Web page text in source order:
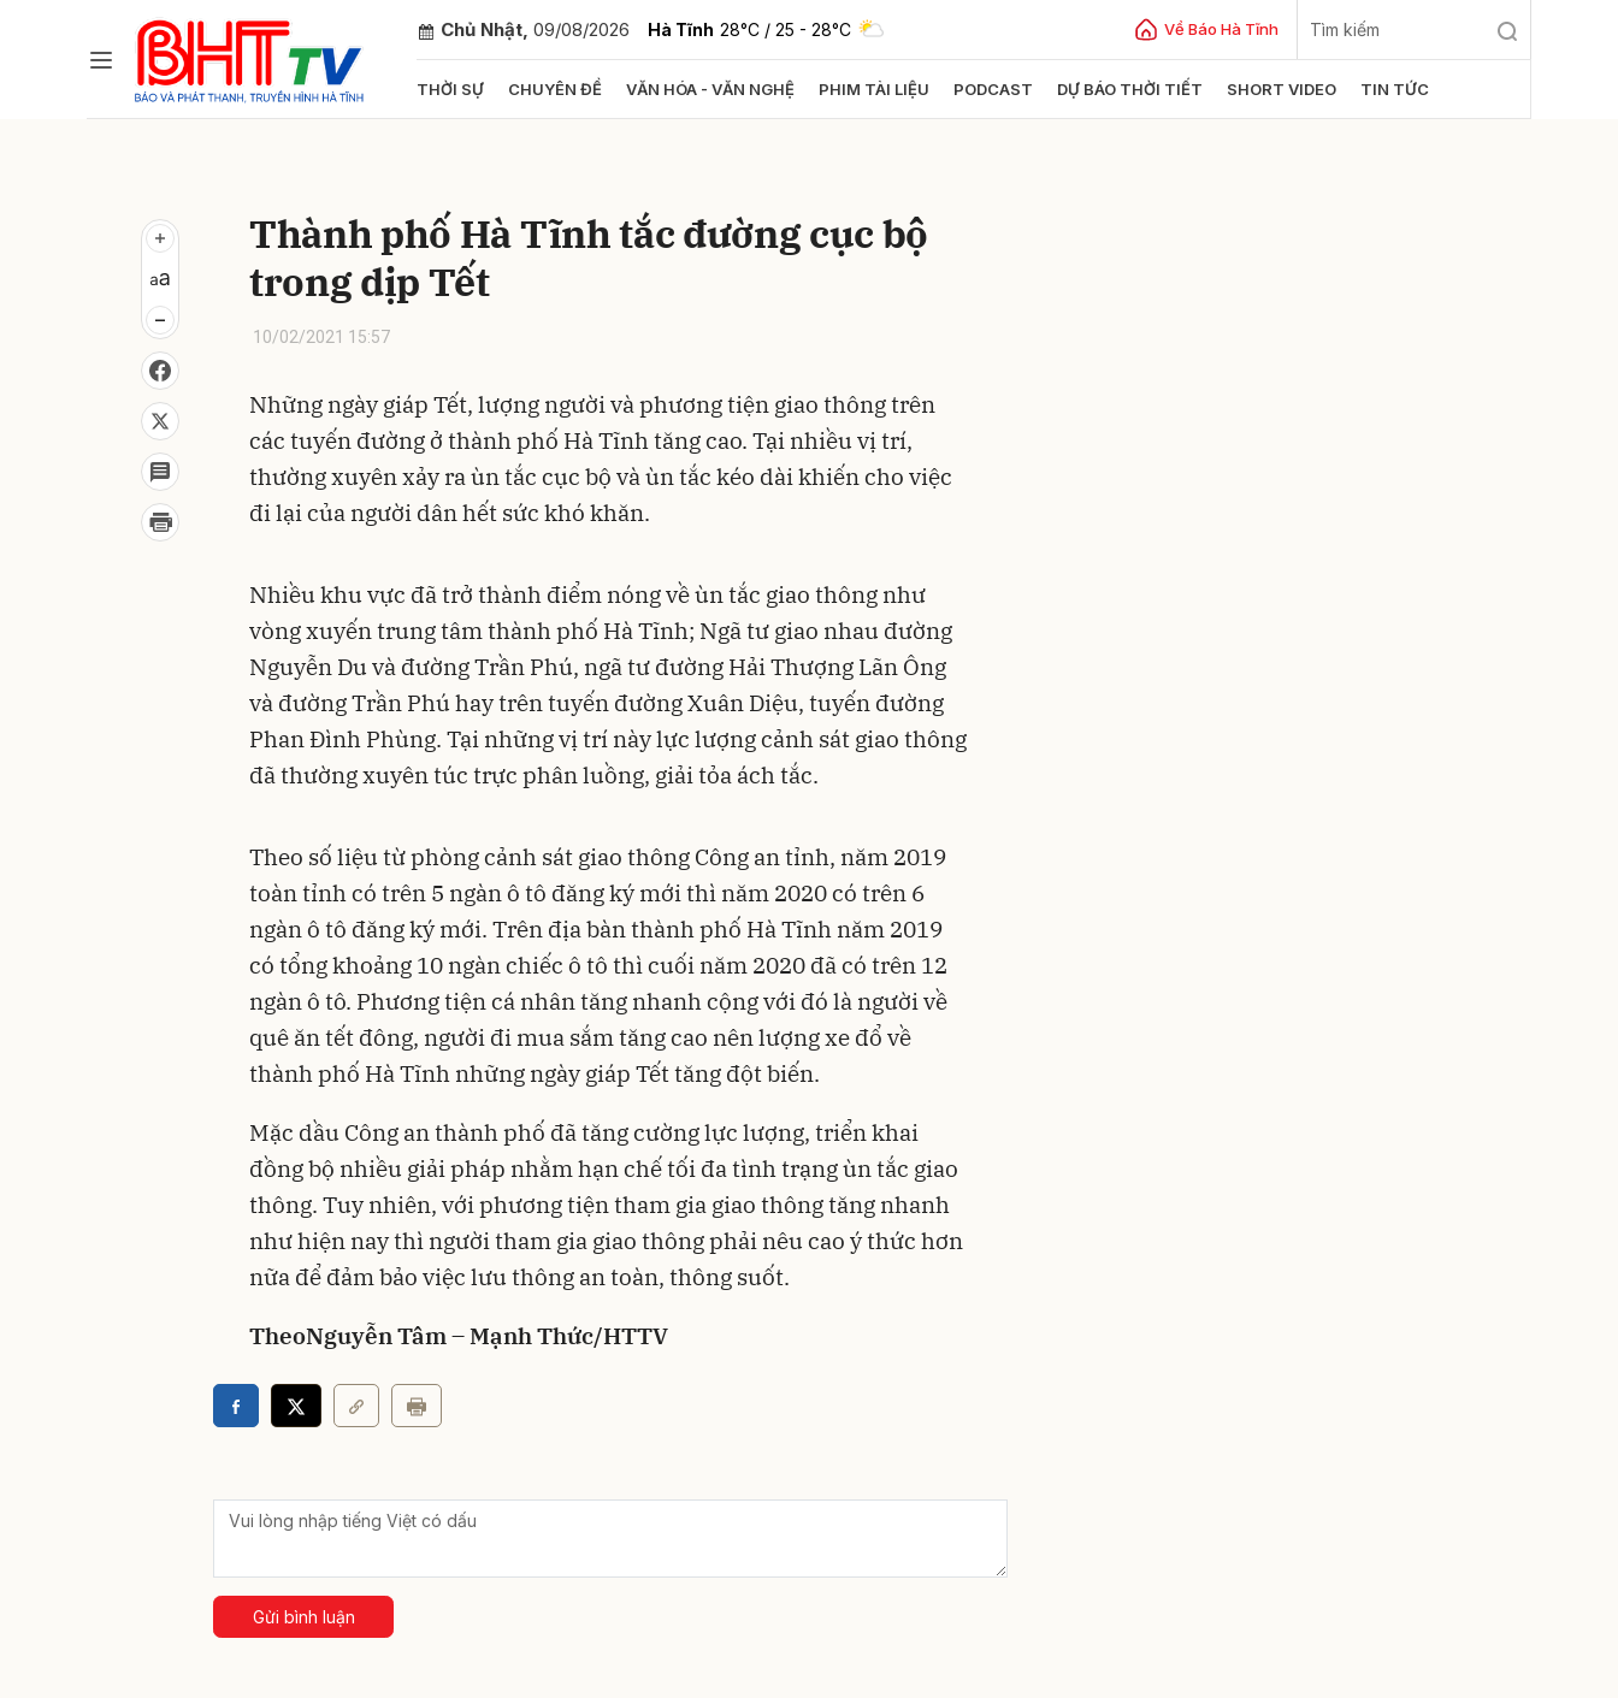
Chủ Nhật, 09/08/2026 Hà Tĩnh 28°C / 25 - 28°C Về Báo Hà Tĩnh
THỜI SỰ CHUYÊN ĐỀ VĂN HÓA - VĂN NGHỆ PHIM TÀI LIỆU PODCAST DỰ BÁO THỜI TIẾT SHORT VIDEO TIN TỨC
Thành phố Hà Tĩnh tắc đường cục bộ
trong dịp Tết
10/02/2021 15:57
Những ngày giáp Tết, lượng người và phương tiện giao thông trên
các tuyến đường ở thành phố Hà Tĩnh tăng cao. Tại nhiều vị trí,
thường xuyên xảy ra ùn tắc cục bộ và ùn tắc kéo dài khiến cho việc
đi lại của người dân hết sức khó khăn.
Nhiều khu vực đã trở thành điểm nóng về ùn tắc giao thông như
vòng xuyến trung tâm thành phố Hà Tĩnh; Ngã tư giao nhau đường
Nguyễn Du và đường Trần Phú, ngã tư đường Hải Thượng Lãn Ông
và đường Trần Phú hay trên tuyến đường Xuân Diệu, tuyến đường
Phan Đình Phùng. Tại những vị trí này lực lượng cảnh sát giao thông
đã thường xuyên túc trực phân luồng, giải tỏa ách tắc.
Theo số liệu từ phòng cảnh sát giao thông Công an tỉnh, năm 2019
toàn tỉnh có trên 5 ngàn ô tô đăng ký mới thì năm 2020 có trên 6
ngàn ô tô đăng ký mới. Trên địa bàn thành phố Hà Tĩnh năm 2019
có tổng khoảng 10 ngàn chiếc ô tô thì cuối năm 2020 đã có trên 12
ngàn ô tô. Phương tiện cá nhân tăng nhanh cộng với đó là người về
quê ăn tết đông, người đi mua sắm tăng cao nên lượng xe đổ về
thành phố Hà Tĩnh những ngày giáp Tết tăng đột biến.
Mặc dầu Công an thành phố đã tăng cường lực lượng, triển khai
đồng bộ nhiều giải pháp nhằm hạn chế tối đa tình trạng ùn tắc giao
thông. Tuy nhiên, với phương tiện tham gia giao thông tăng nhanh
như hiện nay thì người tham gia giao thông phải nêu cao ý thức hơn
nữa để đảm bảo việc lưu thông an toàn, thông suốt.
TheoNguyễn Tâm – Mạnh Thức/HTTV
Gửi bình luận
Gửi bình luận